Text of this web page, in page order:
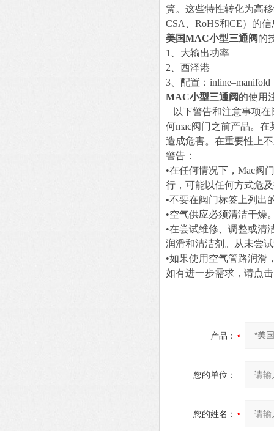
簧。这些特性转化为高
CSA、RoHS和CE）的
美国MAC小型三通阀的
1、大输出功率
2、西泽港
3、配置：inline–manifold
MAC小型三通阀的使用
以下警告和注意事项在
何mac阀门之前产品。
造成危害。在重要性上
警告：
•在任何情况下，Mac阀
行，可能以任何方式危
•不要在阀门标签上列出
•空气供应必须清洁干燥
•在尝试维修、调整或清
润滑和清洁剂。从未尝
•如果使用空气管路润滑
如有进一步需求，请点
产品：
您的单位：
您的姓名：